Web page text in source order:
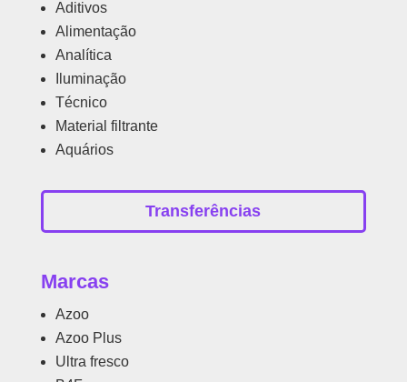
Aditivos
Alimentação
Analítica
Iluminação
Técnico
Material filtrante
Aquários
Transferências
Marcas
Azoo
Azoo Plus
Ultra fresco